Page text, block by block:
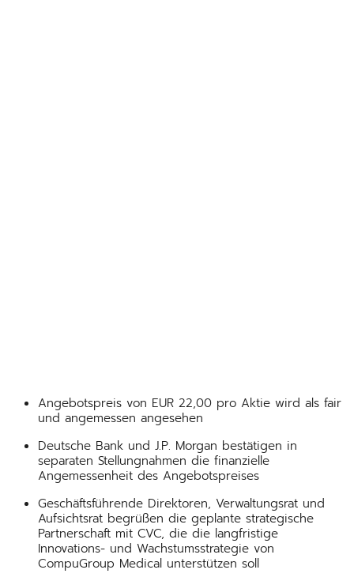
Angebotspreis von EUR 22,00 pro Aktie wird als fair
und angemessen angesehen
Deutsche Bank und J.P. Morgan bestätigen in
separaten Stellungnahmen die finanzielle
Angemessenheit des Angebotspreises
Geschäftsführende Direktoren, Verwaltungsrat und
Aufsichtsrat begrüßen die geplante strategische
Partnerschaft mit CVC, die die langfristige
Innovations- und Wachstumsstrategie von
CompuGroup Medical unterstützen soll